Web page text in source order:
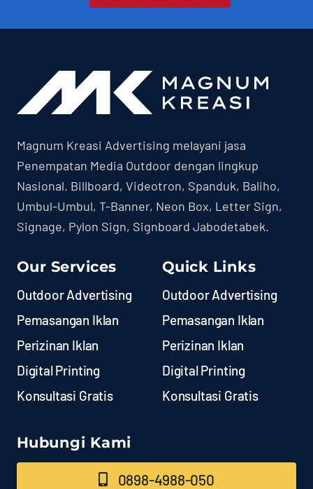
Magnum Kreasi Advertising melayani jasa
Penempatan Media Outdoor dengan lingkup
Nasional. Billboard, Videotron, Spanduk, Baliho,
Umbul-Umbul, T-Banner, Neon Box, Letter Sign,
Signage, Pylon Sign, Signboard Jabodetabek.
Our Services
Outdoor Advertising
Pemasangan Iklan
Perizinan Iklan
Digital Printing
Konsultasi Gratis
Quick Links
Outdoor Advertising
Pemasangan Iklan
Perizinan Iklan
Digital Printing
Konsultasi Gratis
Hubungi Kami
0898-4988-050